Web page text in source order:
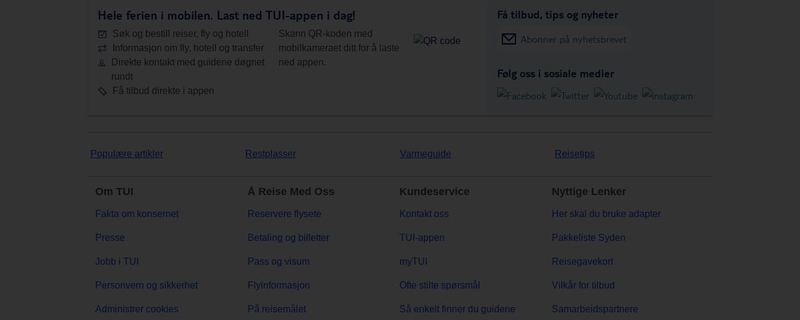
Hele ferien i mobilen. Last ned TUI-appen i dag!
Søk og bestill reiser, fly og hotell
Informasjon om fly, hotell og transfer
Direkte kontakt med guidene døgnet
rundt
Få tilbud direkte i appen
Skann QR-koden med
mobilkameraet ditt for å laste
ned appen.
Få tilbud, tips og nyheter
Abonner på nyhetsbrevet
Følg oss i sosiale medier
Populære artikler Restplasser Varmeguide Reisetips
Om TUI
Fakta om konsernet
Presse
Jobb i TUI
Personvern og sikkerhet
Administrer cookies
Å Reise Med Oss
Reservere flysete
Betaling og billetter
Pass og visum
Flyinformasjon
På reisemålet
Kundeservice
Kontakt oss
TUI-appen
myTUI
Ofte stilte spørsmål
Så enkelt finner du guidene
Nyttige Lenker
Her skal du bruke adapter
Pakkeliste Syden
Reisegavekort
Vilkår for tilbud
Samarbeidspartnere